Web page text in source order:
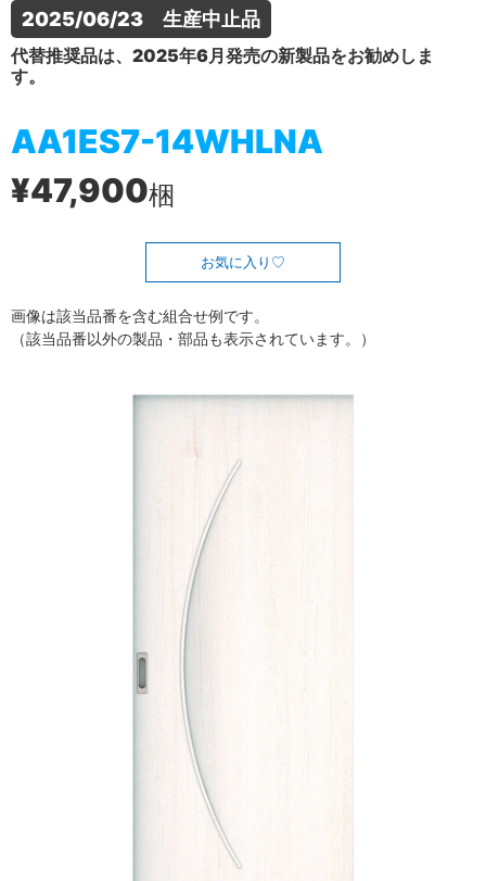
2025/06/23　生産中止品
代替推奨品は、2025年6月発売の新製品をお勧めしま
す。
AA1ES7-14WHLNA
¥47,900梱
お気に入り
画像は該当品番を含む組合せ例です。
（該当品番以外の製品・部品も表示されています。）